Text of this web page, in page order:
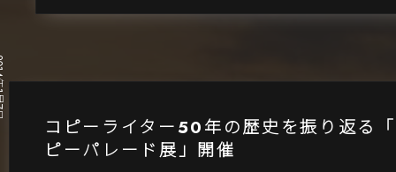
コピーライター50年の歴史を振り返る
ピーパレード展」開催
日